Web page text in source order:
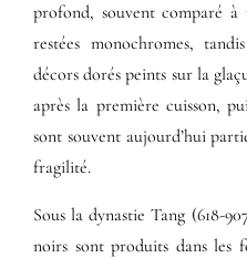
profond, souvent comparé
restées monochromes,
décors dorés peints sur la
après la première cuisson,
sont souvent aujourd’hui
fragilité.
Sous la dynastie Tang (618-
noirs sont produits dans les